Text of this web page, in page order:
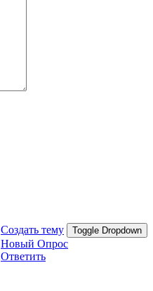
Создать тему Toggle Dropdown
Новый Опрос
Ответить